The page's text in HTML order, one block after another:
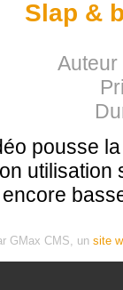
Slap &
Auteur
pousse
GMax CMS, un site